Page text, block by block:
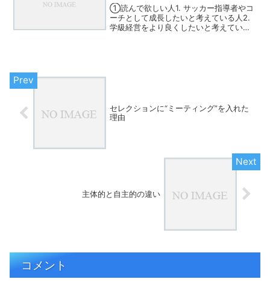
①読んで欲しい人1. サッカー指導者やコ
ーチとして成長したいと考えている人2.
学級経営をより良くしたいと考えている
セレクションに“ミーティング”を入れた
理由
主体的と自主的の違い
コメント